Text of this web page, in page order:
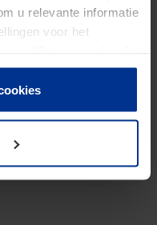
u relevante informatie
voor het
cookies” klikt, geeft u
alle cookies. Deze